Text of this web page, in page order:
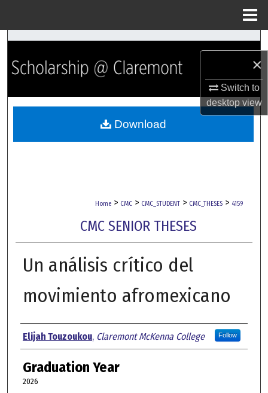
×
Switch to
desktopview
Search
Browse Collections
My Account
Home > CMC > CMC_STUDENT > CMC_THESES > 4159
CMC SENIOR THESES
Un análisis crítico del
movimiento afromexicano
Author
Elijah Touzoukou, Claremont McKenna College Follow
Graduation Year
2026
Download